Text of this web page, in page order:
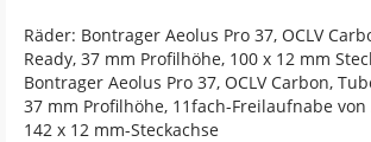
Räder: Bontrager Aeolus Pro 37, OCLV
Ready, 37 mm Profilhöhe, 100 x 12 mm
Bontrager Aeolus Pro 37, OCLV Carbon,
37 mm Profilhöhe, 11fach-Freilaufnabe von
142 x 12 mm-Steckachse